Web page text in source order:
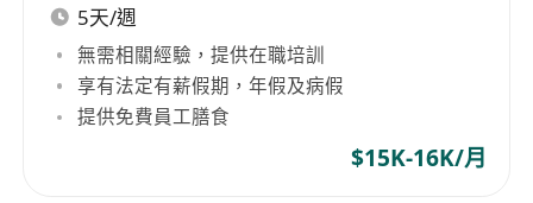
5天/週
無需相關經驗，提供在職培訓
享有法定有薪假期，年假及病假
提供免費員工膳食
$15K-16K/月